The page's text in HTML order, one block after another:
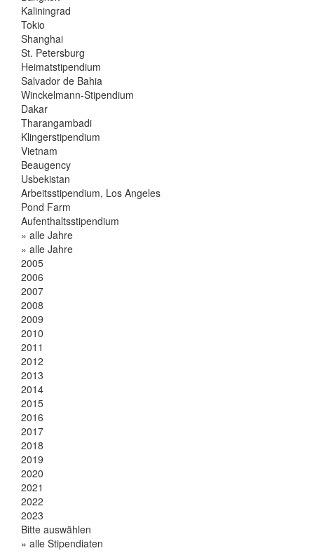
Kaliningrad
Tokio
Shanghai
St. Petersburg
Heimatstipendium
Salvador de Bahia
Winckelmann-Stipendium
Dakar
Tharangambadi
Klingerstipendium
Vietnam
Beaugency
Usbekistan
Arbeitsstipendium, Los Angeles
Pond Farm
Aufenthaltsstipendium
» alle Jahre
» alle Jahre
2005
2006
2007
2008
2009
2010
2011
2012
2013
2014
2015
2016
2017
2018
2019
2020
2021
2022
2023
Bitte auswählen
» alle Stipendiaten